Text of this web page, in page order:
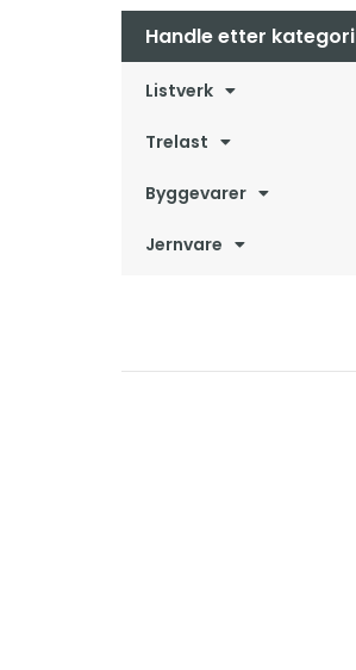
Handle etter kategori
Listverk
Trelast
Byggevarer
Jernvare